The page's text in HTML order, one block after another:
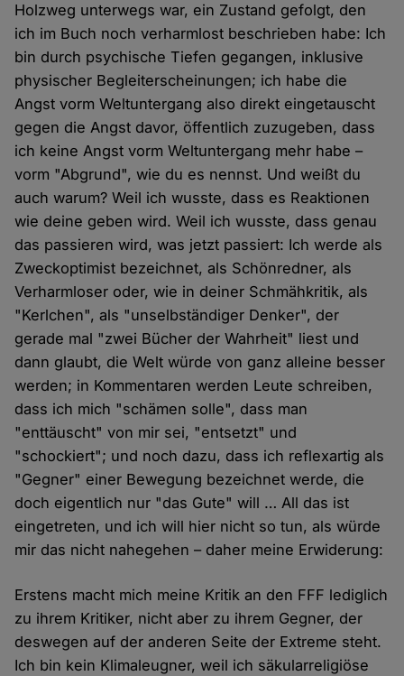
Holzweg unterwegs war, ein Zustand gefolgt, den
ich im Buch noch verharmlost beschrieben habe: Ich
bin durch psychische Tiefen gegangen, inklusive
physischer Begleiterscheinungen; ich habe die
Angst vorm Weltuntergang also direkt eingetauscht
gegen die Angst davor, öffentlich zuzugeben, dass
ich keine Angst vorm Weltuntergang mehr habe –
vorm "Abgrund", wie du es nennst. Und weißt du
auch warum? Weil ich wusste, dass es Reaktionen
wie deine geben wird. Weil ich wusste, dass genau
das passieren wird, was jetzt passiert: Ich werde als
Zweckoptimist bezeichnet, als Schönredner, als
Verharmloser oder, wie in deiner Schmähkritik, als
"Kerlchen", als "unselbständiger Denker", der
gerade mal "zwei Bücher der Wahrheit" liest und
dann glaubt, die Welt würde von ganz alleine besser
werden; in Kommentaren werden Leute schreiben,
dass ich mich "schämen solle", dass man
"enttäuscht" von mir sei, "entsetzt" und
"schockiert"; und noch dazu, dass ich reflexartig als
"Gegner" einer Bewegung bezeichnet werde, die
doch eigentlich nur "das Gute" will … All das ist
eingetreten, und ich will hier nicht so tun, als würde
mir das nicht nahegehen – daher meine Erwiderung:
Erstens macht mich meine Kritik an den FFF lediglich
zu ihrem Kritiker, nicht aber zu ihrem Gegner, der
deswegen auf der anderen Seite der Extreme steht.
Ich bin kein Klimaleugner, weil ich säkularreligiöse